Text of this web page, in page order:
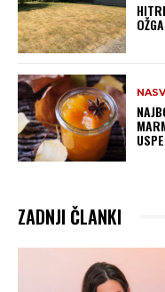
USPE
ZADNJI ČLANKI